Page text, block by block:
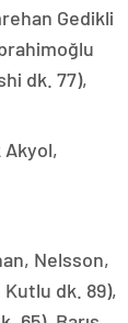
Gedikli
dk. 77),
Akyol,
Nelsson,
dk. 89),